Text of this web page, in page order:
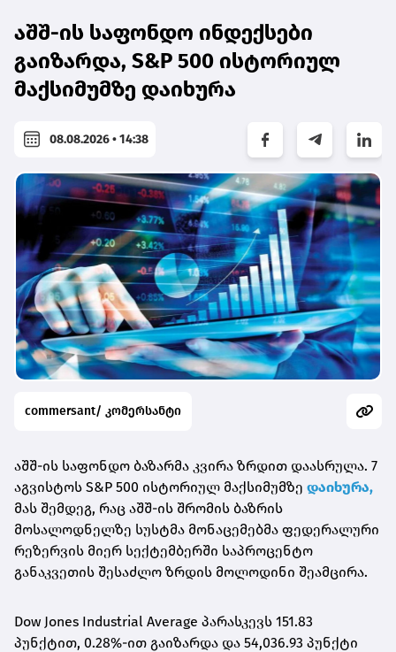
აშშ-ის საფონდო ინდექსები
გაიზარდა, S&P 500 ისტორიულ
მაქსიმუმზე დაიხურა
08.08.2026 • 14:38
commersant/ კომერსანტი
აშშ-ის საფონდო ბაზარმა კვირა ზრდით დაასრულა. 7
აგვისტოს S&P 500 ისტორიულ მაქსიმუმზე დაიხურა,
მას შემდეგ, რაც აშშ-ის შრომის ბაზრის
მოსალოდნელზე სუსტმა მონაცემებმა ფედერალური
რეზერვის მიერ სექტემბერში საპროცენტო
განაკვეთის შესაძლო ზრდის მოლოდინი შეამცირა.
Dow Jones Industrial Average პარასკევს 151.83
პუნქტით, 0.28%-ით გაიზარდა და 54,036.93 პუნქტი